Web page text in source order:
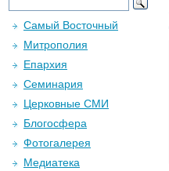
Самый Восточный
Митрополия
Епархия
Семинария
Церковные СМИ
Блогосфера
Фотогалерея
Медиатека